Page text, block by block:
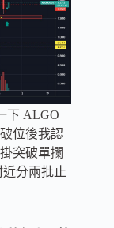
下 ALGO
位後我認
突破單攔
分兩批止